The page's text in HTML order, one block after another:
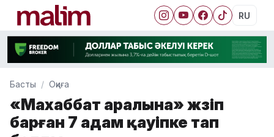
RU
Басты Оқиға
«Махаббат аралына» жүзіп
барған 7 адам қауіпке тап